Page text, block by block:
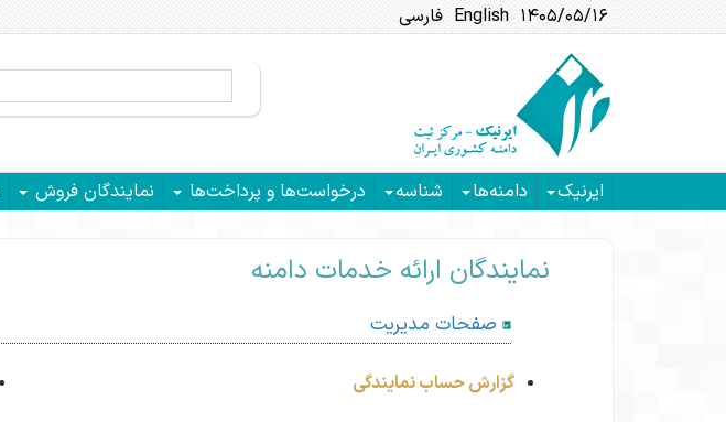
۱۴۰۵/۰۵/۱۶ English فارسی
ایرنیک دامنه‌ها شناسه درخواست‌ها و پرداخت‌ها نمایندگان فروش
نمایندگان ارائه خدمات دامنه
صفحات مدیریت
گزارش حساب نمایندگی